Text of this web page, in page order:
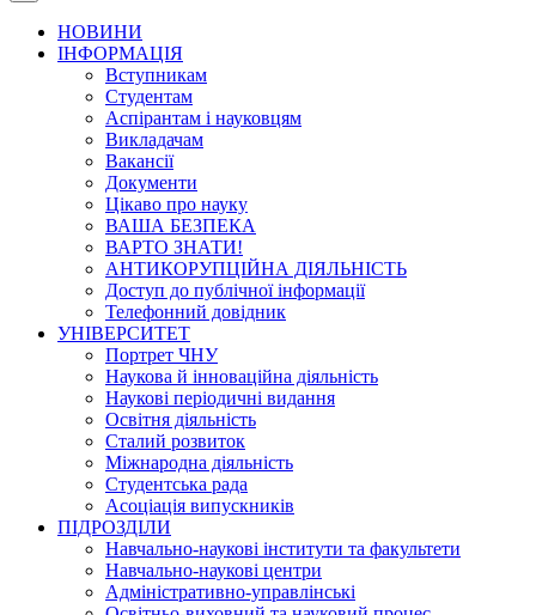
НОВИНИ
ІНФОРМАЦІЯ
Вступникам
Студентам
Аспірантам і науковцям
Викладачам
Вакансії
Документи
Цікаво про науку
ВАША БЕЗПЕКА
ВАРТО ЗНАТИ!
АНТИКОРУПЦІЙНА ДІЯЛЬНІСТЬ
Доступ до публічної інформації
Телефонний довідник
УНІВЕРСИТЕТ
Портрет ЧНУ
Наукова й інноваційна діяльність
Наукові періодичні видання
Освітня діяльність
Сталий розвиток
Міжнародна діяльність
Студентська рада
Асоціація випускників
ПІДРОЗДІЛИ
Навчально-наукові інститути та факультети
Навчально-наукові центри
Адміністративно-управлінські